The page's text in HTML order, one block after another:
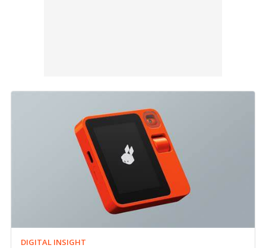
DIGITAL INSIGHT